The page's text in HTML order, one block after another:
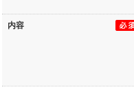
内容